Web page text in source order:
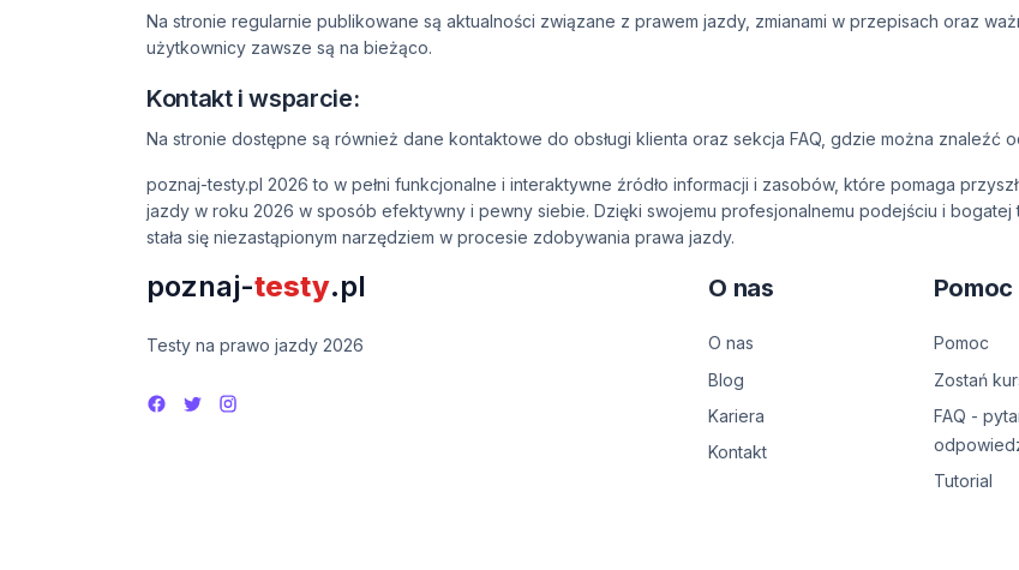
Na stronie regularnie publikowane są aktualności związane z prawem jazdy, zmianami w przepisach oraz
użytkownicy zawsze są na bieżąco.
Kontakt i wsparcie:
Na stronie dostępne są również dane kontaktowe do obsługi klienta oraz sekcja FAQ, gdzie można znaleźć
poznaj-testy.pl 2026 to w pełni funkcjonalne i interaktywne źródło informacji i zasobów, które pomaga
jazdy w roku 2026 w sposób efektywny i pewny siebie. Dzięki swojemu profesjonalnemu podejściu i bogatej
stała się niezastąpionym narzędziem w procesie zdobywania prawa jazdy.
poznaj-testy.pl
Testy na prawo jazdy 2026
O nas
O nas
Blog
Kariera
Kontakt
Pomoc
Pomoc
Zostań
FAQ -
Tutorial